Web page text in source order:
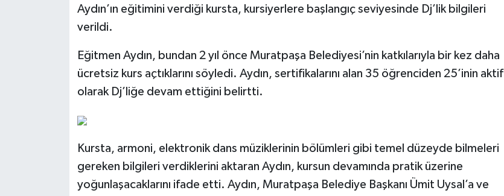
Aydın’ın eğitimini verdiği kursta, kursiyerlere başlangıç seviyesinde Dj’lik bilgileri
verildi.
Eğitmen Aydın, bundan 2 yıl önce Muratpaşa Belediyesi’nin katkılarıyla bir kez daha
ücretsiz kurs açtıklarını söyledi. Aydın, sertifikalarını alan 35 öğrenciden 25’inin aktif
olarak Dj’liğe devam ettiğini belirtti.
Kursta, armoni, elektronik dans müziklerinin bölümleri gibi temel düzeyde bilmeleri
gereken bilgileri verdiklerini aktaran Aydın, kursun devamında pratik üzerine
yoğunlaşacaklarını ifade etti. Aydın, Muratpaşa Belediye Başkanı Ümit Uysal’a ve